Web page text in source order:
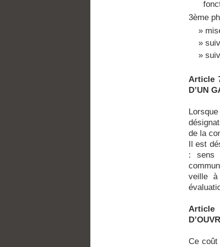
3ème
Article
D’UN
de la
Il est
: sens
veille à
Article
Ce coût